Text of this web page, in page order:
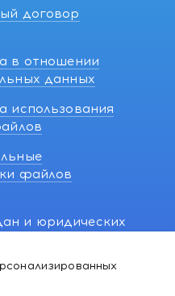
договор
в отношении
данных
использования
файлов
и юридических